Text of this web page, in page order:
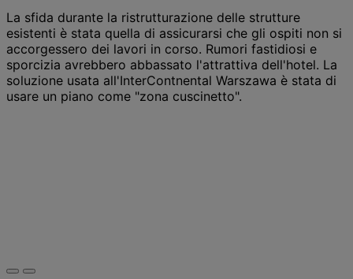
La sfida durante la ristrutturazione delle strutture
esistenti è stata quella di assicurarsi che gli ospiti non si
accorgessero dei lavori in corso. Rumori fastidiosi e
sporcizia avrebbero abbassato l'attrattiva dell'hotel. La
soluzione usata all'InterContnental Warszawa è stata di
usare un piano come "zona cuscinetto".